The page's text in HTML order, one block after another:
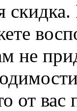
не
от вас